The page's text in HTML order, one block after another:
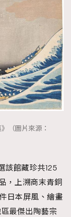
FigaroAesthetic
（圖片來源：
該館藏珍共125
，上溯商末青銅
日本屏風、繪畫
最傑出陶藝宗